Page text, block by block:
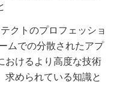
クトのプロフェッショ
ムでの分散されたアプ
おけるより高度な技術
求められている知識と